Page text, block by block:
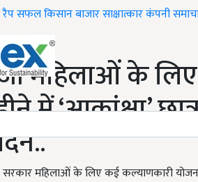
सफल किसानबाजारसाक्षात्कारकंपनी
महिलाओं के
में ‘आकांक्षा’
सरकार महिलाओं के लिए कई कल्याणकारी